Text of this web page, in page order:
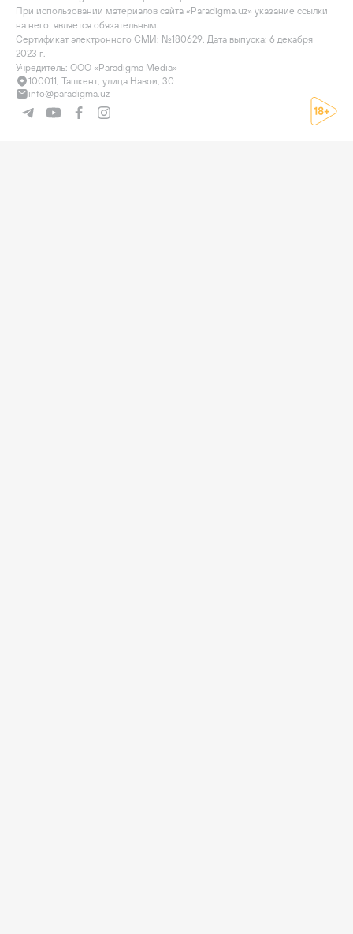
При использовании материалов сайта «Paradigma.uz» указание ссылки
на него  является обязательным.
Сертификат электронного СМИ: №180629. Дата выпуска: 6 декабря
2023 г.
Учредитель: ООО «Paradigma Media»
100011, Ташкент, улица Навои, 30
info@paradigma.uz